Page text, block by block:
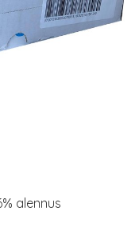
alennus